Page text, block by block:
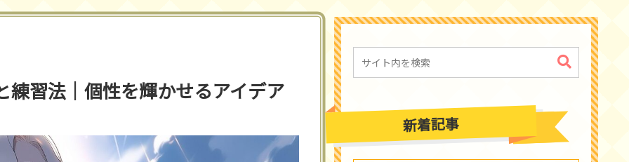
習法｜個性を輝かせるアイデア
新着記事